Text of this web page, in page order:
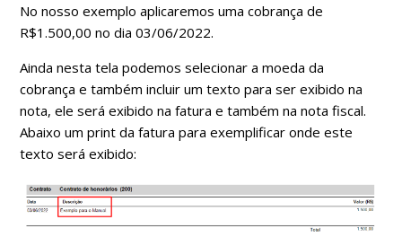
No nosso exemplo aplicaremos uma cobrança de
R$1.500,00 no dia 03/06/2022.
Ainda nesta tela podemos selecionar a moeda da
cobrança e também incluir um texto para ser exibido na
nota, ele será exibido na fatura e também na nota fiscal.
Abaixo um print da fatura para exemplificar onde este
texto será exibido: